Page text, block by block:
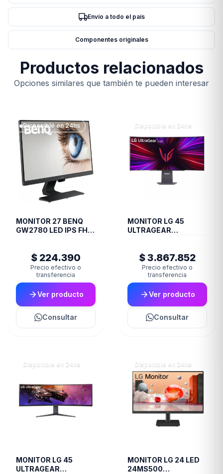
Envío a todo el país
Componentes originales
Productos relacionados
Opciones similares que también te pueden interesar
Disponible en 24hs
MONITOR 27 BENQ
GW2780 LED IPS FHD
$ 224.390
Precio efectivo o
transferencia
Ver producto
Consultar
Disponible en 24hs
MONITOR LG 45
ULTRAGEAR
(7479)
$ 3.867.852
Precio efectivo o
transferencia
Ver producto
Consultar
Disponible en 24hs
MONITOR LG 45
ULTRAGEAR
Disponible en 24hs
MONITOR LG 24 LED
24MS500